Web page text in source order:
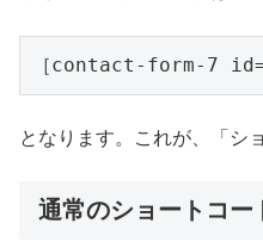
［contact-form-7
となります。これが、「シ
通常のショートコー